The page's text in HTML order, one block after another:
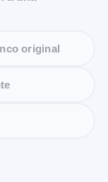
original